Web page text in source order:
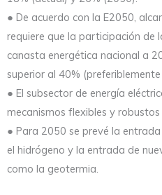
● De acuerdo con la E2050,
requiere que la participación de
canasta energética nacional a
superior al 40%
● El subsector de energía
mecanismos flexibles y
● Para 2050 se prevé la
el hidrógeno y la entrada de
como la geotermia.